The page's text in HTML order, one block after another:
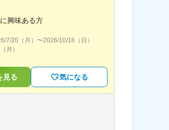
興味ある方
7/20（月） 〜2026/10/18（日）
月）
見る 気になる